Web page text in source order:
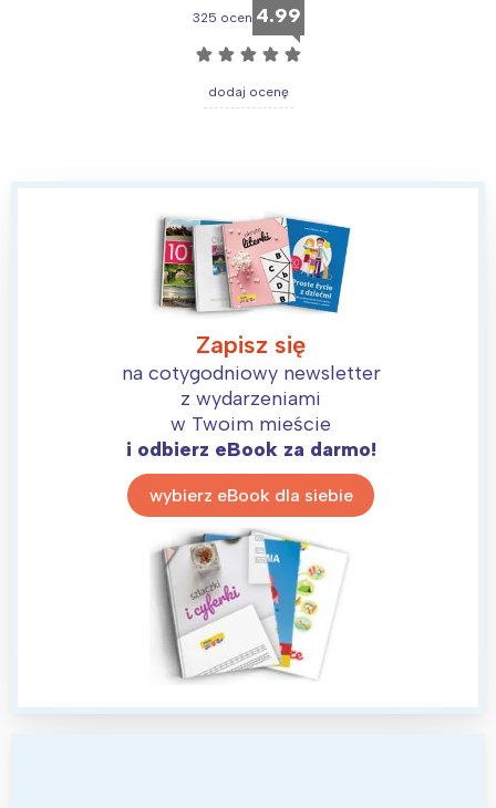
325 ocen 4.99
☆ ☆ ☆ ☆ ☆
dodaj ocenę
Zapisz się
na cotygodniowy newsletter
z wydarzeniami
w Twoim mieście
i odbierz eBook za darmo!
wybierz eBook dla siebie
Interesują mnie wydarzenia z